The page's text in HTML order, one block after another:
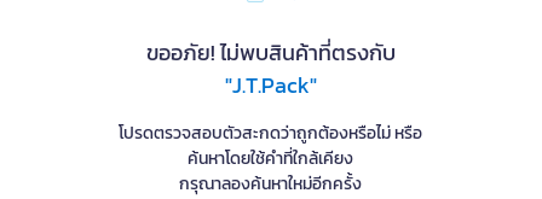
ขออภัย! ไม่พบสินค้าที่ตรงกับ
"J.T.Pack"
โปรดตรวจสอบตัวสะกดว่าถูกต้องหรือไม่ หรือ
ค้นหาโดยใช้คำที่ใกล้เคียง
กรุณาลองค้นหาใหม่อีกครั้ง